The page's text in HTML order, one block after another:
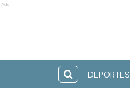
Ads
DEPORTES